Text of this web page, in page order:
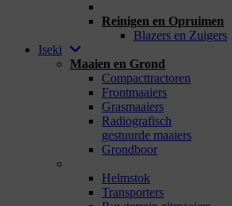
Reinigen en Opruimen
Blazers en Zuigers
Iseki
Maaien en Grond
Compacttractoren
Frontmaaiers
Grasmaaiers
Radiografisch
gestuurde maaiers
Grondboor
Helmstok
Transporters